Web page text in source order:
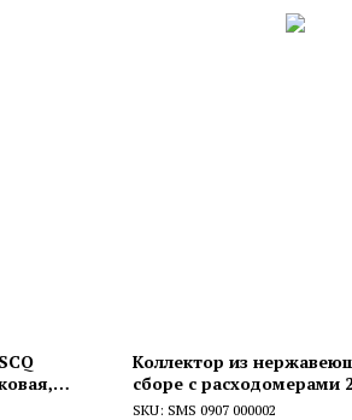
Коллектор из
сборе с расходомерами
SKU: SMS 0907 000002